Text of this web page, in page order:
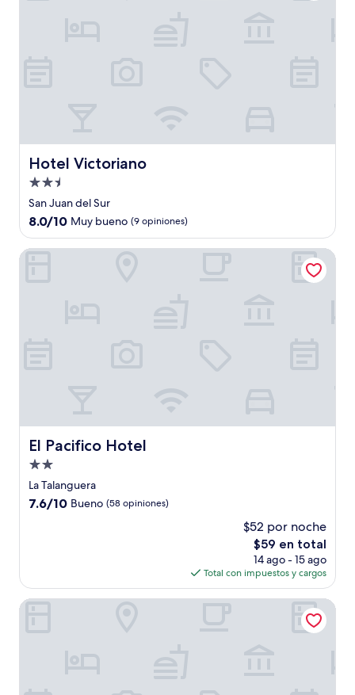
Hotel Victoriano
Hotel Victoriano
Propiedad
de
2.5
estrellas
San Juan del Sur
8.0
de
10,
8.0/10 Muy bueno (9 opiniones)
El Pacifico Hotel
El Pacifico Hotel
Propiedad
de
2.0
La Talanguera
7.6
7.6/10 Bueno (58 opiniones)
$52 por noche
El
precio
actual
es
de
$59 en total
14 ago - 15 ago
Total con impuestos y cargos
El Pacifico Hotel
HOTEL & CASINO ATLANTIC CITY de SAN JUAN DEL SUR